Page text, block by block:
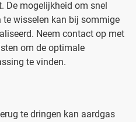
De mogelijkheid om snel
wisselen kan bij sommige
Neem contact op met
om de optimale
te vinden.
te dringen kan aardgas